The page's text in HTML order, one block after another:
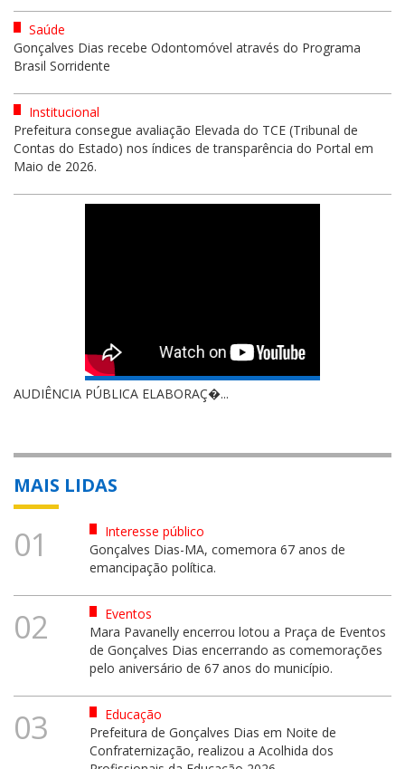
Saúde
Gonçalves Dias recebe Odontomóvel através do Programa
Brasil Sorridente
Institucional
Prefeitura consegue avaliação Elevada do TCE (Tribunal de
Contas do Estado) nos índices de transparência do Portal em
Maio de 2026.
AUDIÊNCIA PÚBLICA ELABORAÇ�...
MAIS LIDAS
01
Interesse público
Gonçalves Dias-MA, comemora 67 anos de
emancipação política.
02
Eventos
Mara Pavanelly encerrou lotou a Praça de Eventos
de Gonçalves Dias encerrando as comemorações
pelo aniversário de 67 anos do município.
03
Educação
Prefeitura de Gonçalves Dias em Noite de
Confraternização, realizou a Acolhida dos